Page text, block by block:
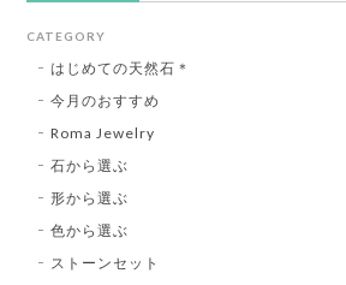
CATEGORY
はじめての天然石＊
今月のおすすめ
Roma Jewelry
石から選ぶ
形から選ぶ
色から選ぶ
ストーンセット